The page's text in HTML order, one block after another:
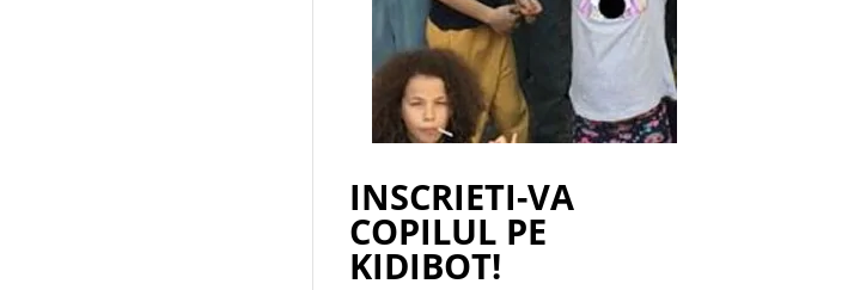
INSCRIETI-VA
COPILUL PE
KIDIBOT!